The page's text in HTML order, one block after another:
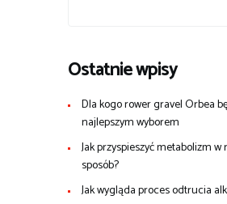
Ostatnie wpisy
Dla kogo rower gravel Orbea
najlepszym wyborem
Jak przyspieszyć metabolizm
sposób?
Jak wygląda proces odtrucia